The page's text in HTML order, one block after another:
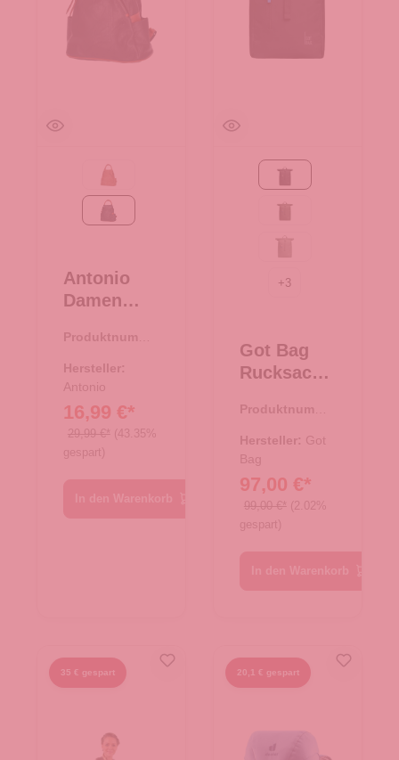
Camel
schwarz
Antonio
Damen
Rucksack -
schwarz
Produktnumme
Hersteller:
Antonio
16,99 €*
29,99 €* (43.35%
gespart)
+3
Got Bag
Rucksack
EASY
Black
Produktnumme
Hersteller: Got
Bag
97,00 €*
99,00 €* (2.02%
gespart)
35 € gespart 20,1 € gespart